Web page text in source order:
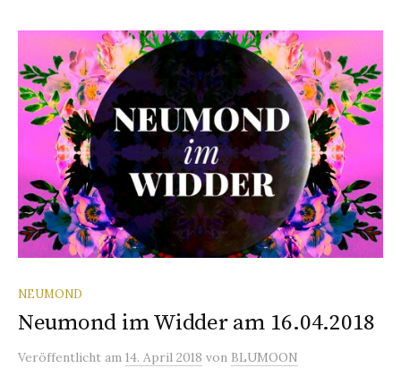
NEUMOND
Neumond im Widder am 16.04.2018
Veröffentlicht am 14. April 2018 von BLUMOON